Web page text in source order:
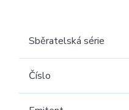
Sběratelská série
Číslo